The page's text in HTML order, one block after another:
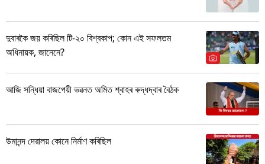
দুবাৰকৈ জয় কৰিছিল টি-২০ বিশ্বকাপ; কোন এই সফলতম
অধিনায়ক, জানেনে?
আজি সন্ধিয়া বাজপেয়ী ভৱনত অমিত শ্বাহৰ ৰুদ্ধদ্বাৰ বৈঠক
উমানন্দ দেৱালয় কোনে নিৰ্মাণ কৰিছিল